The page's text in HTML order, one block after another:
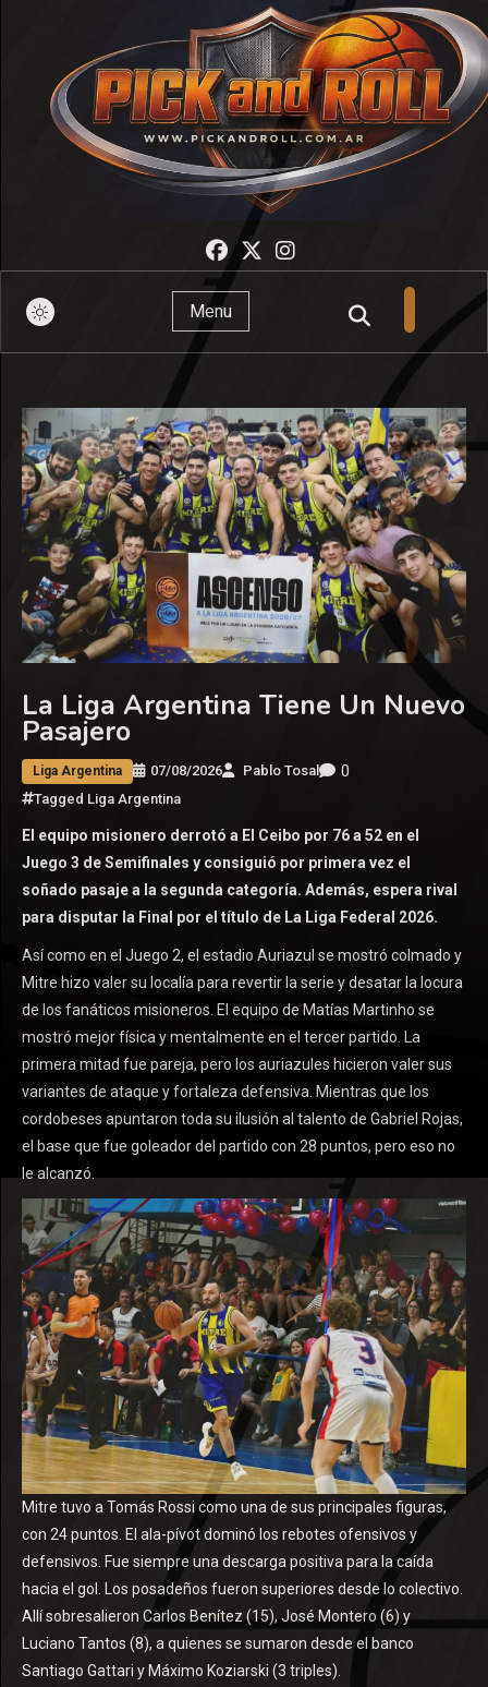
Pick And Roll
Menu
La Liga Argentina Tiene Un Nuevo
Pasajero
Liga Argentina 07/08/2026 Pablo Tosal 0
Tagged Liga Argentina
El equipo misionero derrotó a El Ceibo por 76 a 52 en el
Juego 3 de Semifinales y consiguió por primera vez el
soñado pasaje a la segunda categoría. Además, espera rival
para disputar la Final por el título de La Liga Federal 2026.
Así como en el Juego 2, el estadio Auriazul se mostró colmado y
Mitre hizo valer su localía para revertir la serie y desatar la locura
de los fanáticos misioneros. El equipo de Matías Martinho se
mostró mejor física y mentalmente en el tercer partido. La
primera mitad fue pareja, pero los auriazules hicieron valer sus
variantes de ataque y fortaleza defensiva. Mientras que los
cordobeses apuntaron toda su ilusión al talento de Gabriel Rojas,
el base que fue goleador del partido con 28 puntos, pero eso no
le alcanzó.
Mitre tuvo a Tomás Rossi como una de sus principales figuras,
con 24 puntos. El ala-pívot dominó los rebotes ofensivos y
defensivos. Fue siempre una descarga positiva para la caída
hacia el gol. Los posadeños fueron superiores desde lo colectivo.
Allí sobresalieron Carlos Benítez (15), José Montero (6) y
Luciano Tantos (8), a quienes se sumaron desde el banco
Santiago Gattari y Máximo Koziarski (3 triples).